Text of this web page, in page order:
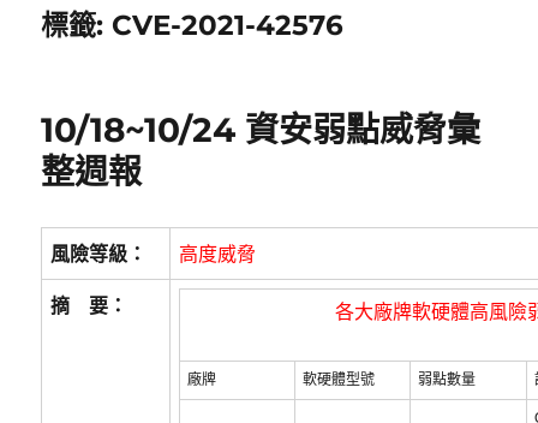
標籤: CVE-2021-42576
10/18~10/24 資安弱點威脅彙
整週報
風險等級： 高度威脅
摘 要： 各大廠牌軟硬體高風險
廠牌 軟硬體型號 弱點數量